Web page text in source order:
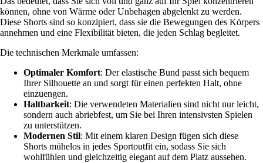
können, ohne von Wärme oder Unbehagen abgelenkt zu werden.
Diese Shorts sind so konzipiert, dass sie die Bewegungen des Körpers
annehmen und eine Flexibilität bieten, die jeden Schlag begleitet.
Die technischen Merkmale umfassen:
Optimaler Komfort: Der elastische Bund passt sich bequem
Ihrer Silhouette an und sorgt für einen perfekten Halt, ohne
einzuengen.
Haltbarkeit: Die verwendeten Materialien sind nicht nur leicht,
sondern auch abriebfest, um Sie bei Ihren intensivsten Spielen
zu unterstützen.
Modernen Stil: Mit einem klaren Design fügen sich diese
Shorts mühelos in jedes Sportoutfit ein, sodass Sie sich
wohlfühlen und gleichzeitig elegant auf dem Platz aussehen.